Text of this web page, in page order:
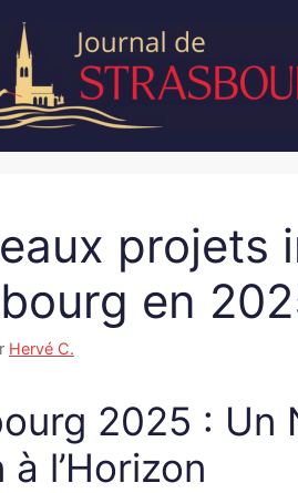
projets
en
Hervé C.
2025 : Un
l’Horizon